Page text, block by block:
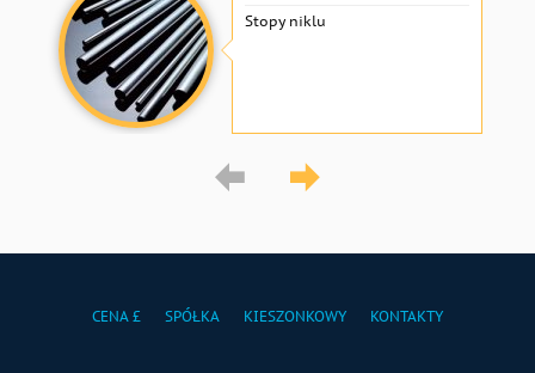
Stopy niklu
CENA £ SPÓŁKA KIESZONKOWY KONTAKTY